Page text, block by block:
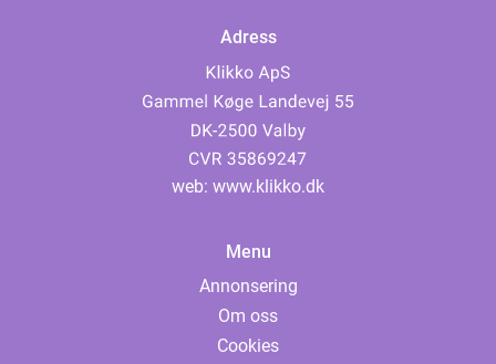
Adress
web: www.klikko.dk
Menu
Annonsering
Om oss
Cookies